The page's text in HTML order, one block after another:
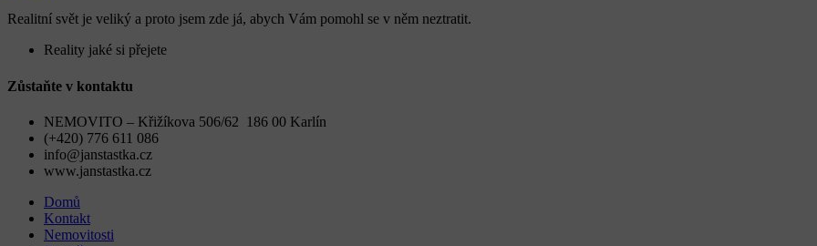
Realitní svět je veliký a proto jsem zde já, abych Vám pomohl se v něm neztratit.
Reality jaké si přejete
Zůstaňte v kontaktu
NEMOVITO – Křižíkova 506/62 186 00 Karlín
(+420) 776 611 086
info@janstastka.cz
www.janstastka.cz
Domů
Kontakt
Nemovitosti